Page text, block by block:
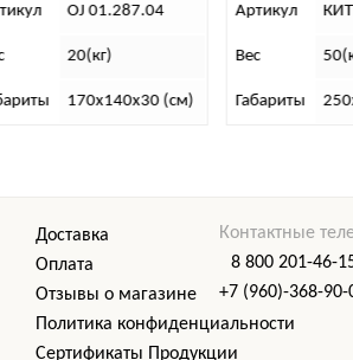
Артикул КИТТ- БА-10Э1
Вес 50(кг)
Габариты 250х155х11 (см)
Артикул
Вес
Габариты
Доставка
Оплата
Отзывы о магазине
Политика конфиденциальности
Cертификаты Продукции
Контактные
8 800 201-46-
+7 (960)-368-90-